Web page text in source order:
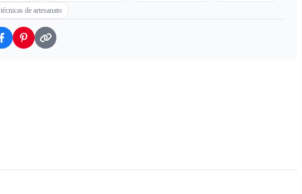
técnicas de artesanato